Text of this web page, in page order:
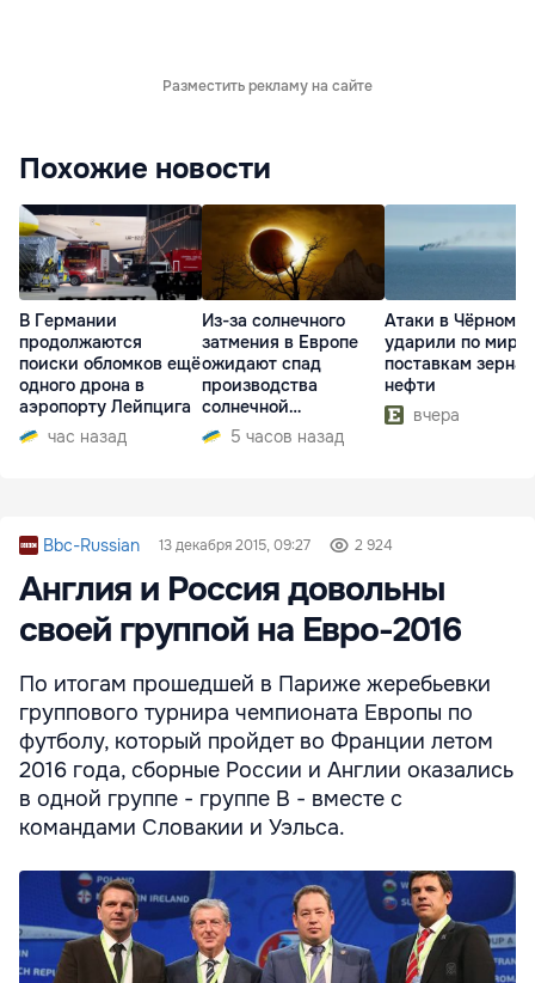
Разместить рекламу на сайте
Похожие новости
В Германии
продолжаются
поиски обломков ещё
одного дрона в
аэропорту Лейпцига
час назад
Из-за солнечного
затмения в Европе
ожидают спад
производства
солнечной
электроэнергии
5 часов назад
Атаки в Чёрном
ударили по
поставкам зерна
нефти
вчера
Bbc-Russian 13 декабря 2015, 09:27 2 924
Англия и Россия довольны
своей группой на Евро-2016
По итогам прошедшей в Париже жеребьевки
группового турнира чемпионата Европы по
футболу, который пройдет во Франции летом
2016 года, сборные России и Англии оказались
в одной группе - группе В - вместе с
командами Словакии и Уэльса.